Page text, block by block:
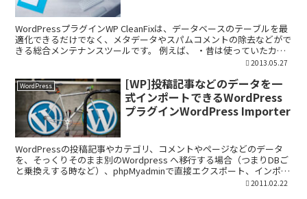
WordPressプラグインWP CleanFixは、データベースのテーブルを最
適化できるだけでなく、メタデータやスパムコメントの除去などがで
きる総合メンテナンスツールです。 例えば、 ・昔は使っていたカス
2013.05.27
WordPress
[WP]投稿記事などのデータを一
式インポートできるWordPress
プラグインWordPress Importer
WordPressの投稿記事やカテゴリ、コメントやページなどのデータ
を、そっくりそのまま別のWordpress へ移行する場合（つまりDBご
と乗換えする時など）、phpMyadminで直接エクスポート、インポー
2011.02.22